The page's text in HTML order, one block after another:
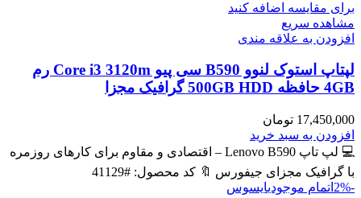
برای مقایسه اضافه کنید
مشاهده سریع
افزودن به علاقه مندی
لپتاپ استوک لنوو B590 سی پیو Core i3 3120m رم
4GB حافظه 500GB HDD گرافیک مجزا
17,450,000 تومان
افزودن به سبد خرید
💻 لپ تاپ Lenovo B590 – اقتصادی و مقاوم برای کارهای روزمره
با گرافیک مجزای جیفورس 🔖 کد محصول: #41129
-2%
اتمام موجودیایسوس